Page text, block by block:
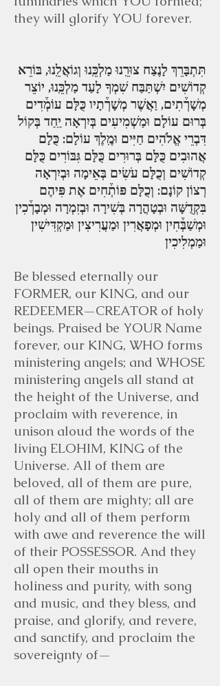
they will glorify YOU forever.
תִּתְבָּרֵךְ לָנֶצַח צוּרֵֽנוּ מַלְכֵּֽנוּ וְגוֹאֲלֵֽנוּ, בּוֹרֵא
קְדוֹשִׁים יִשְׁתַּבַּח שִׁמְךָ לָעַד מַלְכֵּֽנוּ, יוֹצֵר
מְשָׁרְ֒תִים, וַאֲשֶׁר מְשָׁרְ֒תָיו כֻּלָּם עוֹמְ֒דִים
בְּרוּם עוֹלָם וּמַשְׁמִיעִים בְּיִרְאָה יַֽחַד בְּקוֹל
דִּבְרֵי אֱלֹהִים חַיִּים וּמֶֽלֶךְ עוֹלָם: כֻּלָם
אֲהוּבִים כֻּלָּם בְּרוּרִים כֻּלָּם גִּבּוֹרִים כֻּלָּם
קְדוֹשִׁים וְכֻלָּם עֹשִׂים בְּאֵימָה וּבְיִרְאָה
רְצוֹן קוֹנָם: וְכֻלָּם פּוֹתְ֒חִים אֶת פִּיהֶם
בִּקְדֻשָּׁה וּבְטָהֳרָה בְּשִׁירָה וּבְזִמְרָה וּמְבָרְ֒כִין
וּמְשַׁבְּ֒חִין וּמְפָאֲרִין וּמַעֲרִיצִין וּמַקְדִּישִׁין
וּמַמְלִיכִין
Be blessed eternally our
FORMER, our KING, and our
REDEEMER—CREATOR of holy
beings. Praised be YOUR Name
forever, our KING, WHO forms
ministering angels; and WHOSE
ministering angels all stand at
the height of the Universe, and
proclaim with reverence, in
unison aloud the words of the
living ELOHIM, KING of the
Universe. All of them are
beloved, all of them are pure,
all of them are mighty; all are
holy and all of them perform
with awe and reverence the will
of their POSSESSOR. And they
all open their mouths in
holiness and purity, with song
and music, and they bless, and
praise, and glorify, and revere,
and sanctify, and proclaim the
sovereignty of—